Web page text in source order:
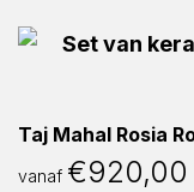
Taj Mahal Rosia
vanaf €920,00